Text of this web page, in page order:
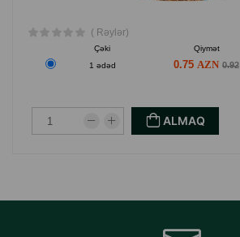
( Rəylər)
Çəki Qiymət
1 ədəd
0.75 0.92
ALMAQ